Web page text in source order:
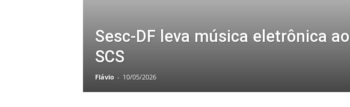
Sesc-DF leva música eletrônica ao
SCS
Flávio - 10/05/2026